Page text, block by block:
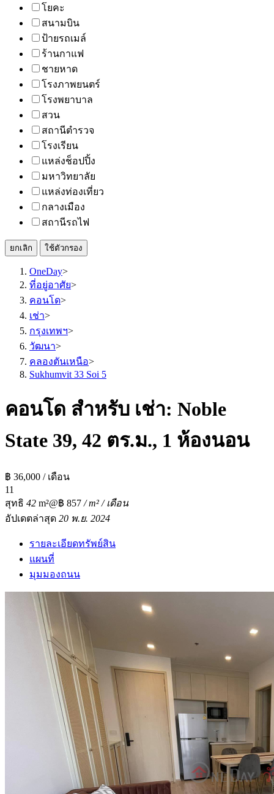
โยคะ
สนามบิน
ป้ายรถเมล์
ร้านกาแฟ
ชายหาด
โรงภาพยนตร์
โรงพยาบาล
สวน
สถานีตำรวจ
โรงเรียน
แหล่งช็อปปิ้ง
มหาวิทยาลัย
แหล่งท่องเที่ยว
กลางเมือง
สถานีรถไฟ
ยกเลิก ใช้ตัวกรอง
OneDay>
ที่อยู่อาศัย>
คอนโด>
เช่า>
กรุงเทพฯ>
วัฒนา>
คลองตันเหนือ>
Sukhumvit 33 Soi 5
คอนโด สำหรับ เช่า: Noble
State 39, 42 ตร.ม., 1 ห้องนอน
฿ 36,000 / เดือน
11
สุทธิ 42 m²@฿ 857 / m² / เดือน
อัปเดตล่าสุด 20 พ.ย. 2024
รายละเอียดทรัพย์สิน
แผนที่
มุมมองถนน